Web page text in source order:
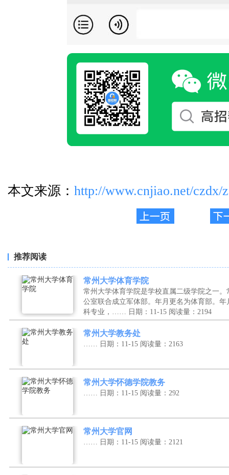
本文来源： http://www.cnjiao.net/czdx/
推荐阅读
常州大学体育学院
常州大学体育学院是学校直属二级学院之一
公室联合成立军体部。年月更名为体育部。
科专业，…… 日期：11-15 阅读量：2194
常州大学教务处
…… 日期：11-15 阅读量：2163
常州大学怀德学院教务
…… 日期：11-15 阅读量：292
常州大学官网
…… 日期：11-15 阅读量：2121